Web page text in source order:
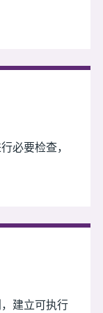
必要检查，
建立可执行